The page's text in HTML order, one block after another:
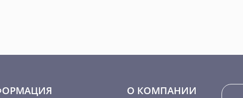
О КОМПАНИИ